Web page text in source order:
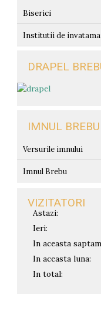
Biserici
Institutii de
DRAPEL
IMNUL BREBU
Versurile imnului
Imnul Brebu
VIZITATORI
Astazi:
Ieri:
In aceasta
In aceasta luna:
In total: